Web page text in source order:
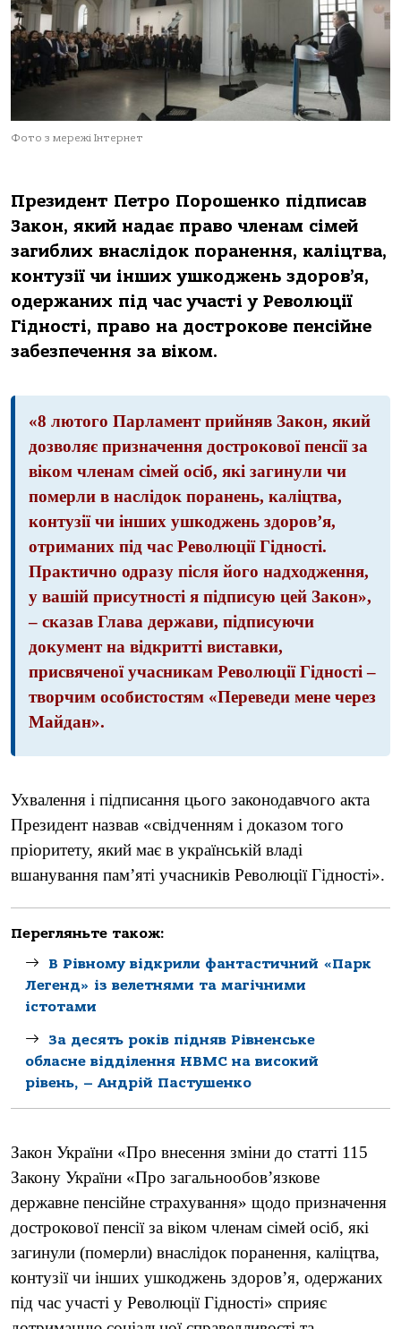
Фото з мережі Інтернет
Президент Петро Порошенко підписав
Закон, який надає право членам сімей
загиблих внаслідок поранення, каліцтва,
контузії чи інших ушкоджень здоров’я,
одержаних під час участі у Революції
Гідності, право на дострокове пенсійне
забезпечення за віком.
«8 лютого Парламент прийняв Закон, який
дозволяє призначення дострокової пенсії за
віком членам сімей осіб, які загинули чи
померли в наслідок поранень, каліцтва,
контузії чи інших ушкоджень здоров’я,
отриманих під час Революції Гідності.
Практично одразу після його надходження,
у вашій присутності я підписую цей Закон»,
– сказав Глава держави, підписуючи
документ на відкритті виставки,
присвяченої учасникам Революції Гідності –
творчим особистостям «Переведи мене через
Майдан».
Ухвалення і підписання цього законодавчого акта
Президент назвав «свідченням і доказом того
пріоритету, який має в українській владі
вшанування пам’яті учасників Революції Гідності».
Перегляньте також:
В Рівному відкрили фантастичний «Парк
Легенд» із велетнями та магічними
істотами
За десять років підняв Рівненське
обласне відділення НВМС на високий
рівень, – Андрій Пастушенко
Закон України «Про внесення зміни до статті 115
Закону України «Про загальнообов’язкове
державне пенсійне страхування» щодо призначення
дострокової пенсії за віком членам сімей осіб, які
загинули (померли) внаслідок поранення, каліцтва,
контузії чи інших ушкоджень здоров’я, одержаних
під час участі у Революції Гідності» сприяє